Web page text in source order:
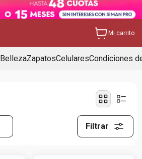
Mi carrito
BellezaZapatosCelularesCondiciones
Filtrar